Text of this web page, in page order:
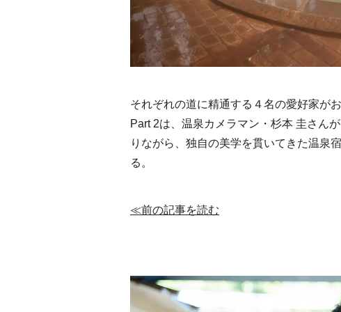
それぞれの道に精通する４名の愛好家が
Part 2は、温泉カメラマン・杉本 圭さん
りながら、独自の美学を貫いてきた温泉
る。
≪前の記事を読む